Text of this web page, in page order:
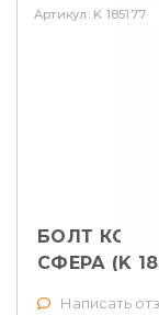
Артикул: K 185177
БОЛТ
СФЕРА (K
Написать